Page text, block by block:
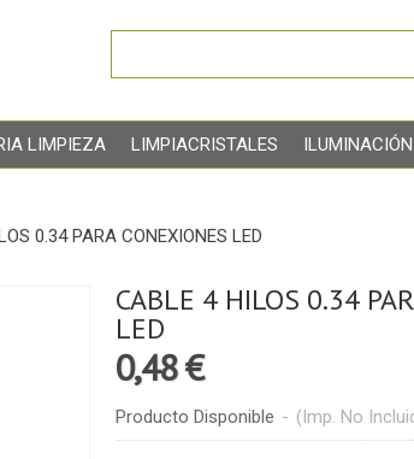
LIMPIEZA LIMPIACRISTALES
0.34 PARA CONEXIONES LED
CABLE 4 HILOS 0.34
LED
0,48 €
Producto Disponible - (Imp. No